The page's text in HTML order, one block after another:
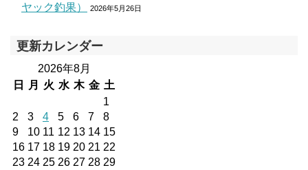
ヤック釣果）
2026年5月26日
更新カレンダー
2026年8月
日
月 火 水 木 金 土
1
2
3 4 5 6 7
8
9
10 11 12 13 14 15
16 17 18 19 20 21 22
23 24 25 26 27 28 29